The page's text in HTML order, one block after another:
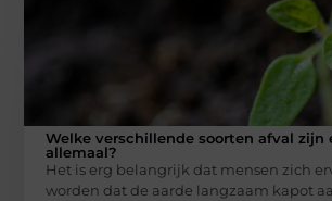
Welke verschillende soorten afval zijn
allemaal?
Het is erg belangrijk dat mensen zich
worden dat de aarde langzaam kapot